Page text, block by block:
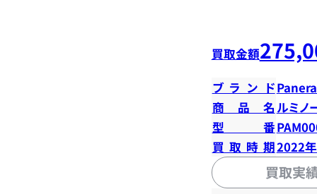
買取金額
ブランド
商品名 ルミノ
型番
買取時期2022
買取実